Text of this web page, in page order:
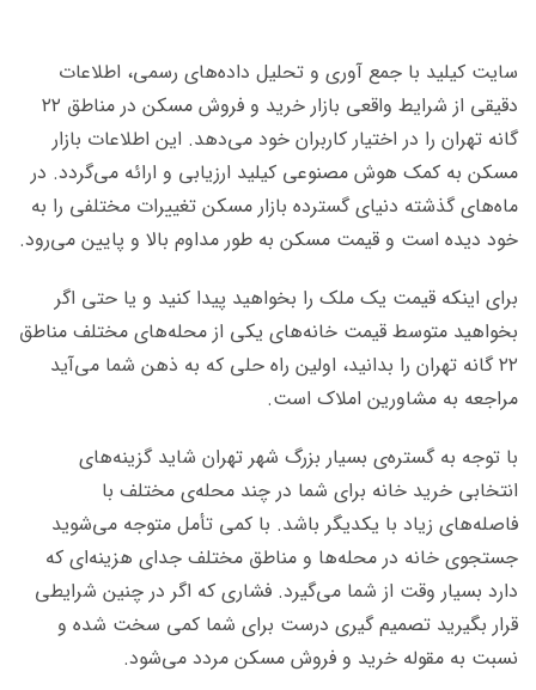
سایت کیلید با جمع آوری و تحلیل داده‌های رسمی، اطلاعات
دقیقی از شرایط واقعی بازار خرید و فروش مسکن در مناطق ۲۲
گانه تهران را در اختیار کاربران خود می‌دهد. این اطلاعات بازار
مسکن به کمک هوش مصنوعی کیلید ارزیابی و ارائه می‌گردد. در
ماه‌های گذشته دنیای گسترده بازار مسکن تغییرات مختلفی را به
خود دیده است و قیمت مسکن به طور مداوم بالا و پایین می‌رود.
برای اینکه قیمت یک ملک را بخواهید پیدا کنید و یا حتی اگر
بخواهید متوسط قیمت خانه‌های یکی از محله‌های مختلف مناطق
۲۲ گانه تهران را بدانید، اولین راه حلی که به ذهن شما می‌آید
مراجعه به مشاورین املاک است.
با توجه به گستره‌ی بسیار بزرگ شهر تهران شاید گزینه‌های
انتخابی خرید خانه برای شما در چند محله‌ی مختلف با
فاصله‌های زیاد با یکدیگر باشد. با کمی تأمل متوجه می‌شوید
جستجوی خانه در محله‌ها و مناطق مختلف جدای هزینه‌ای که
دارد بسیار وقت از شما می‌گیرد. فشاری که اگر در چنین شرایطی
قرار بگیرید تصمیم گیری درست برای شما کمی سخت شده و
نسبت به مقوله خرید و فروش مسکن مردد می‌شود.